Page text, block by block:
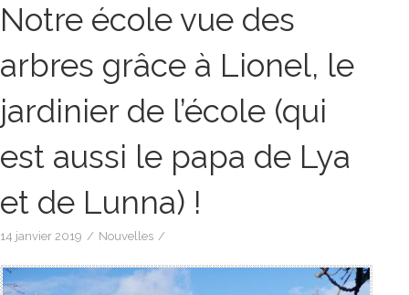
Notre école vue des
arbres grâce à Lionel, le
jardinier de l’école (qui
est aussi le papa de Lya
et de Lunna) !
14 janvier 2019 / Nouvelles /